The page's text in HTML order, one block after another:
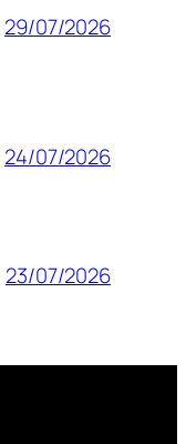
29/07/2026
24/07/2026
23/07/2026